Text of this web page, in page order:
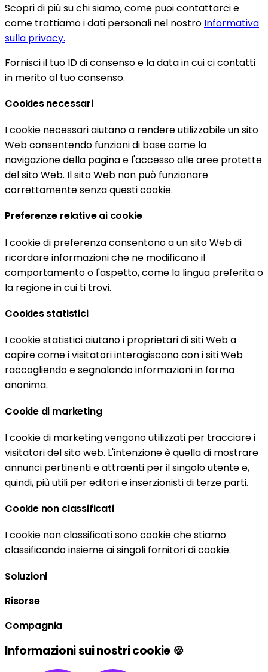
Scopri di più su chi siamo, come puoi contattarci e
come trattiamo i dati personali nel nostro Informativa
sulla privacy.
Fornisci il tuo ID di consenso e la data in cui ci contatti
in merito al tuo consenso.
Cookies necessari
I cookie necessari aiutano a rendere utilizzabile un sito
Web consentendo funzioni di base come la
navigazione della pagina e l'accesso alle aree protette
del sito Web. Il sito Web non può funzionare
correttamente senza questi cookie.
Preferenze relative ai cookie
I cookie di preferenza consentono a un sito Web di
ricordare informazioni che ne modificano il
comportamento o l'aspetto, come la lingua preferita o
la regione in cui ti trovi.
Cookies statistici
I cookie statistici aiutano i proprietari di siti Web a
capire come i visitatori interagiscono con i siti Web
raccogliendo e segnalando informazioni in forma
anonima.
Cookie di marketing
I cookie di marketing vengono utilizzati per tracciare i
visitatori del sito web. L'intenzione è quella di mostrare
annunci pertinenti e attraenti per il singolo utente e,
quindi, più utili per editori e inserzionisti di terze parti.
Cookie non classificati
I cookie non classificati sono cookie che stiamo
classificando insieme ai singoli fornitori di cookie.
Soluzioni
Risorse
Compagnia
Informazioni sui nostri cookie 🍪